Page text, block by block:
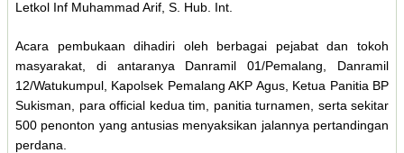
Letkol Inf Muhammad Arif, S. Hub. Int.
Acara pembukaan dihadiri oleh berbagai pejabat dan tokoh
masyarakat, di antaranya Danramil 01/Pemalang, Danramil
12/Watukumpul, Kapolsek Pemalang AKP Agus, Ketua Panitia BP
Sukisman, para official kedua tim, panitia turnamen, serta sekitar
500 penonton yang antusias menyaksikan jalannya pertandingan
perdana.